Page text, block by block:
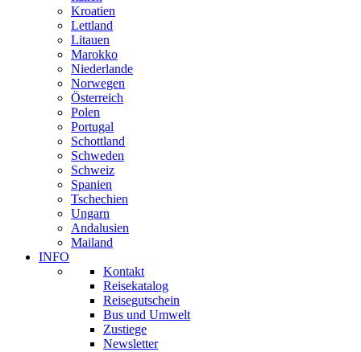
Kroatien
Lettland
Litauen
Marokko
Niederlande
Norwegen
Österreich
Polen
Portugal
Schottland
Schweden
Schweiz
Spanien
Tschechien
Ungarn
Andalusien
Mailand
INFO
Kontakt
Reisekatalog
Reisegutschein
Bus und Umwelt
Zustiege
Newsletter